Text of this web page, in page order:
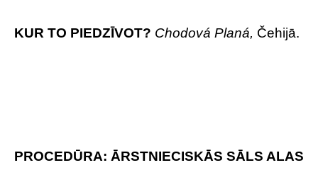
KUR TO PIEDZĪVOT? Chodová Planá, Čehijā.
PROCEDŪRA: ĀRSTNIECISKĀS SĀLS ALAS